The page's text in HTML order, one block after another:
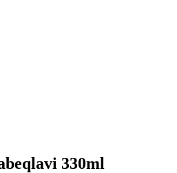
330ml